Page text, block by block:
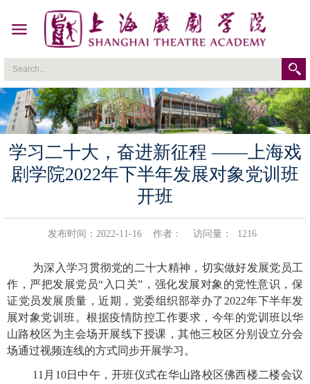
学习二十大，奋进新征程 ——上海戏
剧学院2022年下半年发展对象党训班
开班
发布时间：2022-11-16 作者： 访问量： 1216
为深入学习贯彻党的二十大精神，切实做好发展党员工
作，严把发展党员“入口关”，强化发展对象的党性意识，保
证党员发展质量，近期，党委组织部举办了 2022年下半年发
展对象党训班。根据疫情防控工作要求，今年的党训班以华
山路校区为主会场开展线下授课，其他三校区分别设立分会
场通过视频连线的方式同步开展学习。
11 月 10日中午，开班仪式在华山路校区佛西楼二楼会议